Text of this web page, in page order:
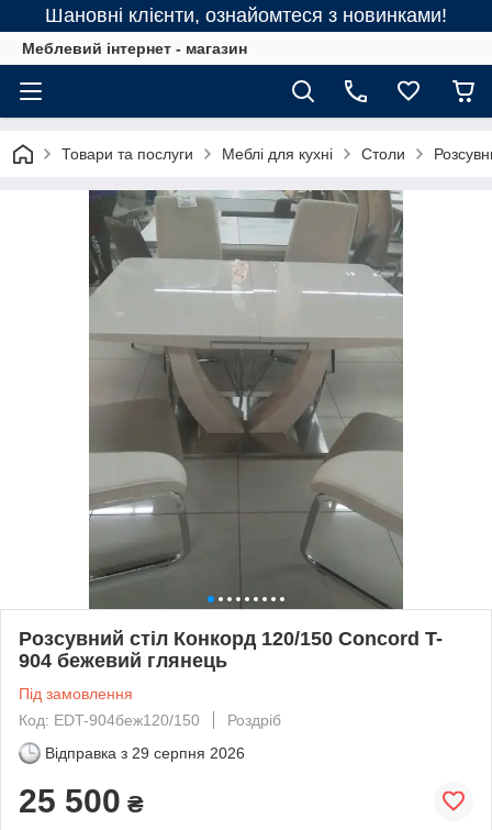
Шановні клієнти, ознайомтеся з новинками!
Меблевий інтернет - магазин
Товари та послуги Меблі для кухні Столи
Розсувний стіл Конкорд 120/150 Concord T-
904 бежевий глянець
Під замовлення
Код: EDT-904беж120/150
Роздріб
Відправка з 29 серпня 2026
25 500 ₴